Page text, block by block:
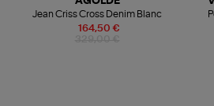
164,50 €
Jean Criss Cross Denim Blanc